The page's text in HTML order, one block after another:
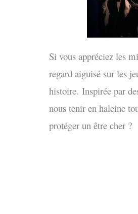
Si vous appréciez les
regard aiguisé sur les
histoire. Inspirée par
nous tenir en haleine
protéger un être cher ?